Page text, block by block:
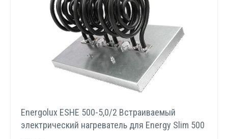
Energolux ESHE 500-5,0/2 Встраиваемый
электрический нагреватель для Energy Slim 500